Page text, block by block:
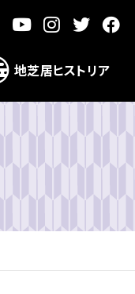
地芝居ヒストリア